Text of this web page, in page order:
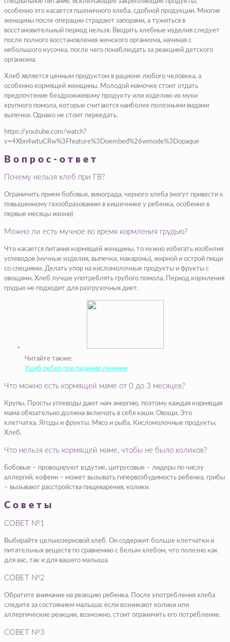
особенно это касается пшеничного хлеба, сдобной продукции. Многие
женщины после операции страдают запорами, а тужиться в
восстановительный период нельзя. Вводить хлебные изделия следует
после полного восстановления женского организма, начиная с
небольшого кусочка, после чего понаблюдать за реакцией детского
организма.
Хлеб является ценным продуктом в рационе любого человека, а
особенно кормящей женщины. Молодой мамочке стоит отдать
предпочтение бездрожжевому продукту или изделию из муки
крупного помола, которые считаются наиболее полезными видами
выпечки. Однако не стоит переедать.
https://youtube.com/watch?
v=4Xbn4wtuCRw%3Ffeature%3Doembed%26wmode%3Dopaque
Вопрос-ответ
Почему нельзя хлеб при ГВ?
Ограничить прием бобовых, винограда, черного хлеба (могут привести к
повышенному газообразованию в кишечнике у ребенка, особенно в
первые месяцы жизни)
Можно ли есть мучное во время кормления грудью?
Что касается питания кормящей женщины, то нужно избегать изобилия
углеводов (мучные изделия, выпечка, макароны), жирной и острой пищи
со специями. Делать упор на кисломолочные продукты и фрукты с
овощами. Хлеб лучше употреблять грубого помола. Период кормления
грудью не подходит для разгрузочных диет.
Читайте также:
Ушиб ребер при падении лечение
Что можно есть кормящей маме от 0 до 3 месяцев?
Крупы. Просты углеводы дают нам энергию, поэтому каждая кормящая
мама обязательно должна включать в себя каши. Овощи. Это
клетчатка. Ягоды и фрукты. Мясо и рыба. Кисломолочные продукты.
Хлеб.
Что нельзя есть кормящей маме, чтобы не было коликов?
Бобовые – провоцируют вздутие, цитрусовые – лидеры по числу
аллергий, кофеин – может вызывать гипервозбудимость ребенка, грибы
– вызывают расстройства пищеварения, колики.
Советы
СОВЕТ №1
Выбирайте цельнозерновой хлеб. Он содержит больше клетчатки и
питательных веществ по сравнению с белым хлебом, что полезно как
для вас, так и для вашего малыша.
СОВЕТ №2
Обратите внимание на реакцию ребенка. После употребления хлеба
следите за состоянием малыша: если возникают колики или
аллергические реакции, возможно, стоит ограничить его потребление.
СОВЕТ №3